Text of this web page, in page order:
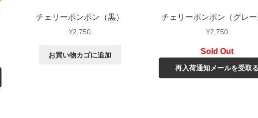
チェリーポンポン（黒）
¥2,750
お買い物カゴに追加
チェリーポンポン（グレー
¥2,750
再入荷通知メールを受取る